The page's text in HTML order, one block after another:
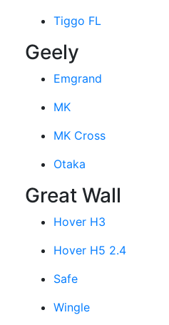
Tiggo FL
Geely
Emgrand
MK
MK Cross
Otaka
Great Wall
Hover H3
Hover H5 2.4
Safe
Wingle